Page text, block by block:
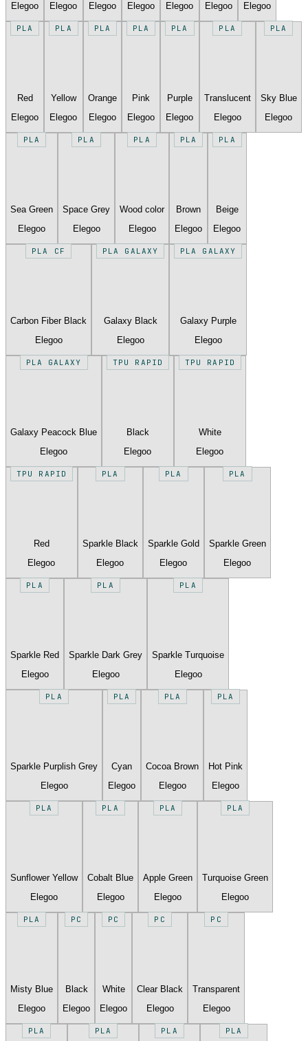
Elegoo
Elegoo
Elegoo
Elegoo
Elegoo
Elegoo
Elegoo
PLA
Red
Elegoo
PLA
Yellow
Elegoo
PLA
Orange
Elegoo
PLA
Pink
Elegoo
PLA
Purple
Elegoo
PLA
Translucent
Elegoo
PLA
Sky Blue
Elegoo
PLA
Sea Green
Elegoo
PLA
Space Grey
Elegoo
PLA
Wood color
Elegoo
PLA
Brown
Elegoo
PLA
Beige
Elegoo
PLA CF
Carbon Fiber Black
Elegoo
PLA GALAXY
Galaxy Black
Elegoo
PLA GALAXY
Galaxy Purple
Elegoo
PLA GALAXY
Galaxy Peacock Blue
Elegoo
TPU RAPID
Black
Elegoo
TPU RAPID
White
Elegoo
TPU RAPID
Red
Elegoo
PLA
Sparkle Black
Elegoo
PLA
Sparkle Gold
Elegoo
PLA
Sparkle Green
Elegoo
PLA
Sparkle Red
Elegoo
PLA
Sparkle Dark Grey
Elegoo
PLA
Sparkle Turquoise
Elegoo
PLA
Sparkle Purplish Grey
Elegoo
PLA
Cyan
Elegoo
PLA
Cocoa Brown
Elegoo
PLA
Hot Pink
Elegoo
PLA
Sunflower Yellow
Elegoo
PLA
Cobalt Blue
Elegoo
PLA
Apple Green
Elegoo
PLA
Turquoise Green
Elegoo
PLA
Misty Blue
Elegoo
PC
Black
Elegoo
PC
White
Elegoo
PC
Clear Black
Elegoo
PC
Transparent
Elegoo
PLA PLA PLA PLA